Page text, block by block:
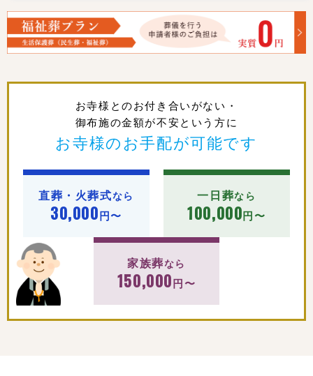
お寺様とのお付き合いがない・
御布施の金額が不安という方に
お寺様のお手配が可能です
直葬・火葬式なら
30,000円〜
一日葬なら
100,000円〜
家族葬 なら
150,000円〜